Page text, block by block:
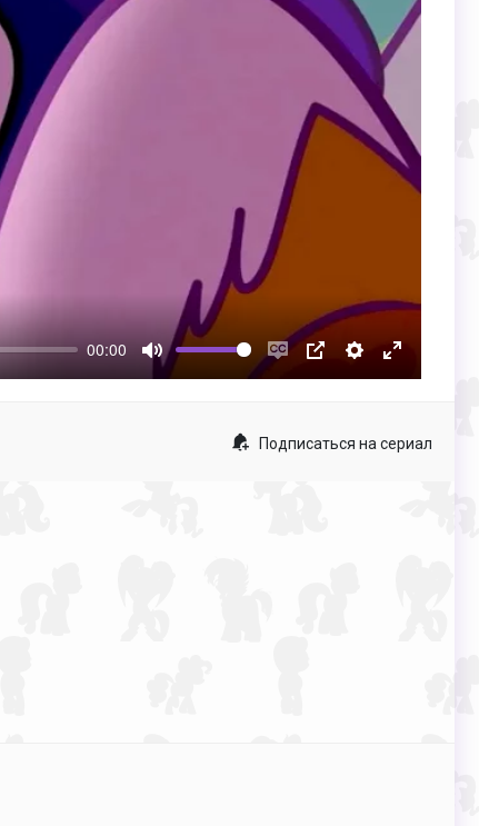
00:00
Mute
Подписаться на сериал